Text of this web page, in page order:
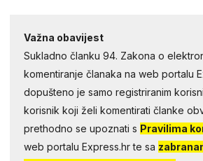
Važna obavijest
Sukladno članku 94. Zakona o
komentiranje članaka na web portalu
dopušteno je samo registriranim
korisnik koji želi komentirati članke
prethodno se upoznati s Pravilima
web portalu Express.hr te sa